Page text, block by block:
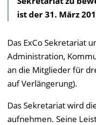
ist der 31. März
Das ExCo Sekretariat
Administration,
an die Mitglieder für
auf Verlängerung).
Das Sekretariat wird
aufnehmen. Seine